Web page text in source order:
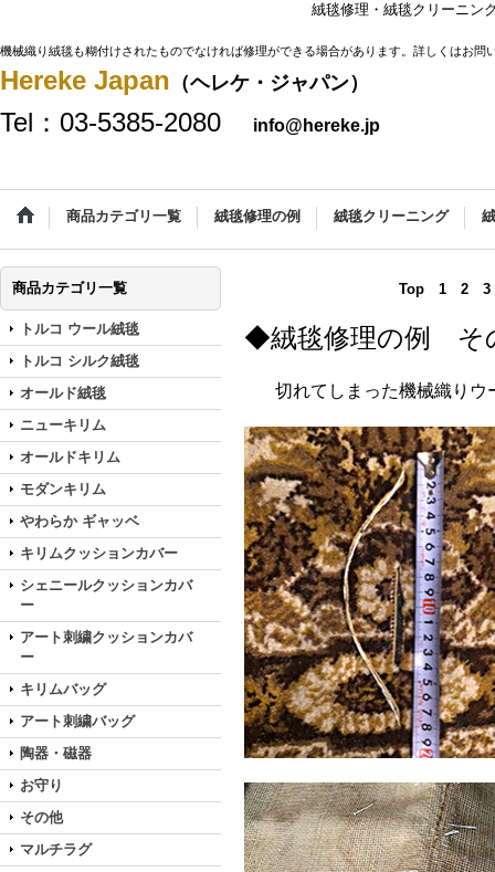
絨毯修理・絨毯クリーニン
機械織り絨毯も糊付けされたものでなければ修理ができる場合があります。詳しくはお問
Hereke Japan （ヘレケ・ジャパン）
Tel：03-5385-2080 info@hereke.jp
商品カテゴリ一覧 絨毯修理の例 絨毯クリーニング
商品カテゴリ一覧
トルコ ウール絨毯
トルコ シルク絨毯
オールド絨毯
ニューキリム
オールドキリム
モダンキリム
やわらか ギャッベ
キリムクッションカバー
シェニールクッションカバ
ー
アート刺繍クッションカバ
ー
キリムバッグ
アート刺繍バッグ
陶器・磁器
お守り
その他
マルチラグ
Top 1 2 3
◆絨毯修理の例 そ
切れてしまった機械織りウ